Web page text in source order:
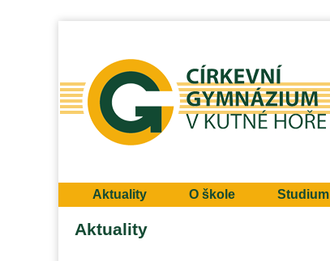
Aktuality O škole Studium
Aktuality